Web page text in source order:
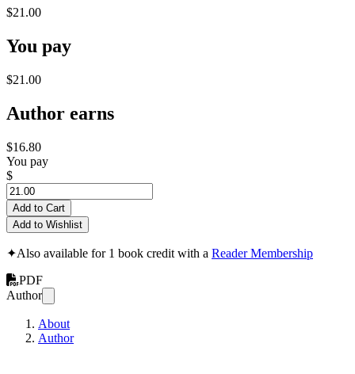
$21.00
You pay
$21.00
Author earns
$16.80
You pay
$
Add to Cart
Add to Wishlist
✦Also available for 1 book credit with a Reader Membership
PDF
Author
About
Author